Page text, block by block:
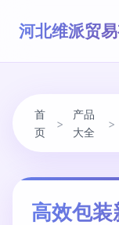
河北维派贸
首
页
>
产品
大全
>
高效包装